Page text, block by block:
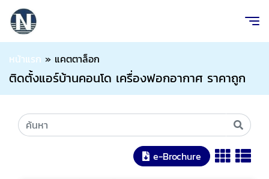
หน้าแรก » แคตตาล็อก
ติดตั้งแอร์บ้านคอนโด เครื่องฟอกอากาศ ราคาถูก
e-Brochure